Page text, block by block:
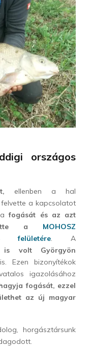
országos
ellenben a hal
a kapcsolatot
afogását és az azt
a MOHOSZ
felületére. A
is volt Györgyön
Ezen bizonyítékok
igazolásához
fogását, ezzel
az új magyar
horgásztársunk